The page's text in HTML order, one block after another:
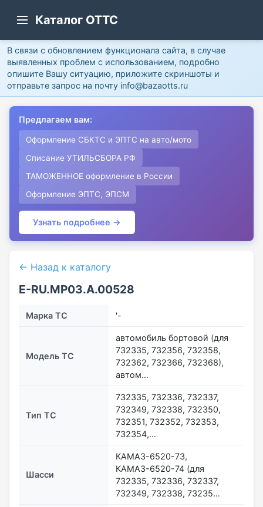
Каталог ОТТС
В связи с обновлением функционала сайта, в случае
выявленных проблем с использованием, подробно
опишите Вашу ситуацию, приложите скриншоты и
отправьте запрос на почту info@bazaotts.ru
Предлагаем вам:
Оформление СБКТС и ЭПТС на авто/мото
Списание УТИЛЬСБОРА РФ
ТАМОЖЕННОЕ оформление в России
Оформление ЭПТС, ЭПСМ
Узнать подробнее →
← Назад к каталогу
E-RU.МР03.A.00528
Марка ТС '-
Модель ТС
автомобиль бортовой (для
732335, 732356, 732358,
732362, 732366, 732368),
автом…
Тип ТС
732335, 732336, 732337,
732349, 732338, 732350,
732351, 732352, 732353,
732354,…
Шасси
КАМАЗ-6520-73,
КАМАЗ-6520-74 (для
732335, 732336, 732337,
732349, 732338, 73235…